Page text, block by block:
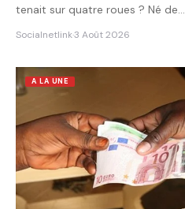
tenait sur quatre roues ? Né de…
Socialnetlink·3 Août 2026
A LA UNE